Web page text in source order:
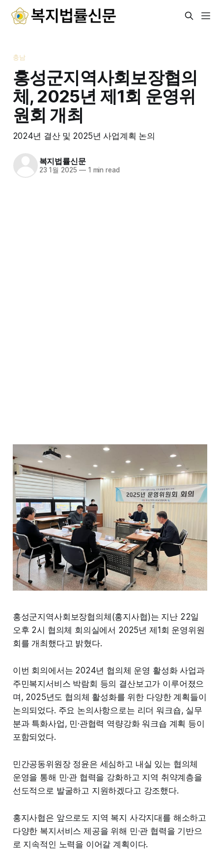
충남
홍성군지역사회보장협의
체, 2025년 제1회 운영위
원회 개최
2024년 결산 및 2025년 사업계획 논의
복지법률신문
23 1월 2025 —1 min read
홍성군지역사회보장협의체(홍지사협)는 지난 22일
오후 2시 협의체 회의실에서 2025년 제1회 운영위원
회를 개최했다고 밝혔다.
이번 회의에서는 2024년 협의체 운영 활성화 사업과
주민복지서비스 박람회 등의 결산보고가 이루어졌으
며, 2025년도 협의체 활성화를 위한 다양한 계획들이
논의되었다. 주요 논의사항으로는 리더 워크숍, 실무
분과 특화사업, 민·관협력 역량강화 워크숍 계획 등이
포함되었다.
민간공동위원장 정윤은 세심하고 내실 있는 협의체
운영을 통해 민·관 협력을 강화하고 지역 취약계층을
선도적으로 발굴하고 지원하겠다고 강조했다.
홍지사협은 앞으로도 지역 복지 사각지대를 해소하고
다양한 복지서비스 제공을 위해 민·관 협력을 기반으
로 지속적인 노력을 이어갈 계획이다.